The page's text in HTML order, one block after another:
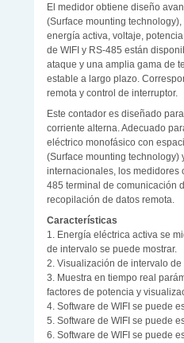
El medidor obtiene diseño
(Surface mounting
energía activa, voltaje,
de WIFI y RS-485 están
ataque y una amplia gama de
estable a largo plazo.
remota y control de interruptor.
Este contador es diseñado
corriente alterna. Adecuado
eléctrico monofásico con
(Surface mounting technology)
internacionales, los medidores
485 terminal de comunicación
recopilación de datos remota.
Características
1. Energía eléctrica activa se
de intervalo se puede mostrar.
2. Visualización de intervalo
3. Muestra en tiempo real
factores de potencia y
4. Software de WIFI se puede
5. Software de WIFI se puede
6. Software de WIFI se puede